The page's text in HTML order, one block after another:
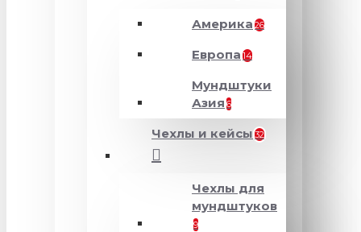
Америка 26
Европа 14
Мундштуки
Азия 6
Чехлы и кейсы 32
Чехлы для
мундштуков
9